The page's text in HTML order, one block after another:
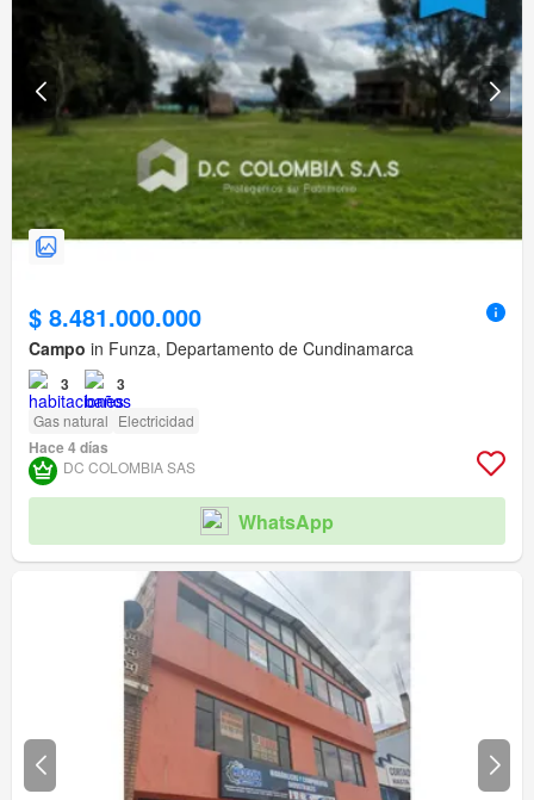
$ 8.481.000.000
Campo in Funza, Departamento de Cundinamarca
3 3
Gas natural Electricidad
Hace 4 días
DC COLOMBIA SAS
WhatsApp